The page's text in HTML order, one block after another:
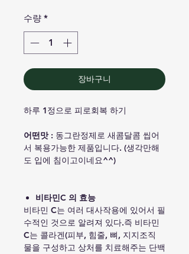
수량 *
장바구니
하루 1정으로 피로회복 하기
어떤맛: 동그란정제로 새콤달콤 씹어
서 복용가능한 제품입니다. (생각만해
도 입에 침이고이네요^^)
비타민C 의 효능
비타민 C는 여러 대사작용에 있어서 필
수적인 것으로 알려져 있다.즉 비타민
C는 콜라겐(피부, 힘줄, 뼈, 지지조직
물을 구성하고 상처를 치료해주는 단백